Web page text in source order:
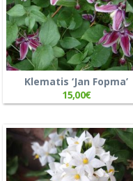
Klematis ‘Jan Fopma’
15,00€